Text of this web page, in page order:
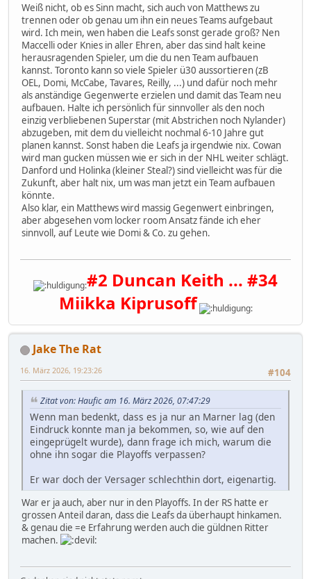
Weiß nicht, ob es Sinn macht, sich auch von Matthews zu
trennen oder ob genau um ihn ein neues Teams aufgebaut
wird. Ich mein, wen haben die Leafs sonst gerade groß? Nen
Maccelli oder Knies in aller Ehren, aber das sind halt keine
herausragenden Spieler, um die du nen Team aufbauen
kannst. Toronto kann so viele Spieler ü30 aussortieren (zB
OEL, Domi, McCabe, Tavares, Reilly, ...) und dafür noch mehr
als anständige Gegenwerte erzielen und damit das Team neu
aufbauen. Halte ich persönlich für sinnvoller als den noch
einzig verbliebenen Superstar (mit Abstrichen noch Nylander)
abzugeben, mit dem du vielleicht nochmal 6-10 Jahre gut
planen kannst. Sonst haben die Leafs ja irgendwie nix. Cowan
wird man gucken müssen wie er sich in der NHL weiter schlägt.
Danford und Holinka (kleiner Steal?) sind vielleicht was für die
Zukunft, aber halt nix, um was man jetzt ein Team aufbauen
könnte.
Also klar, ein Matthews wird massig Gegenwert einbringen,
aber abgesehen vom locker room Ansatz fände ich eher
sinnvoll, auf Leute wie Domi & Co. zu gehen.
#2 Duncan Keith ... #34
Miikka Kiprusoff
Jake The Rat
#104
16. März 2026, 19:23:26
Zitat von: Haufic am 16. März 2026, 07:47:29
Wenn man bedenkt, dass es ja nur an Marner lag (den
Eindruck konnte man ja bekommen, so, wie auf den
eingeprügelt wurde), dann frage ich mich, warum die
ohne ihn sogar die Playoffs verpassen?
Er war doch der Versager schlechthin dort, eigenartig.
War er ja auch, aber nur in den Playoffs. In der RS hatte er
grossen Anteil daran, dass die Leafs da überhaupt hinkamen.
& genau die =e Erfahrung werden auch die güldnen Ritter
machen.